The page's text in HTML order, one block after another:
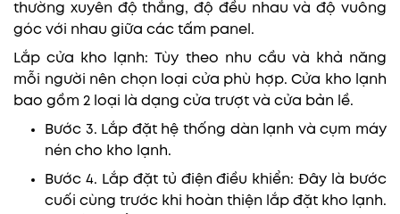
thường xuyên độ thẳng, độ đều nhau và độ vuông
góc với nhau giữa các tấm panel.
Lắp cửa kho lạnh: Tùy theo nhu cầu và khả năng
mỗi người nên chọn loại cửa phù hợp. Cửa kho lạnh
bao gồm 2 loại là dạng cửa trượt và cửa bản lề.
Bước 3. Lắp đặt hệ thống dàn lạnh và cụm máy
nén cho kho lạnh.
Bước 4. Lắp đặt tủ điện điều khiển: Đây là bước
cuối cùng trước khi hoàn thiện lắp đặt kho lạnh.